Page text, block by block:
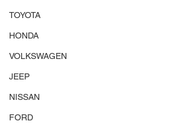
TOYOTA
HONDA
VOLKSWAGEN
JEEP
NISSAN
FORD